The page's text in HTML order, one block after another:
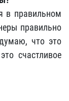
в правильном
правильно
что это
счастливое